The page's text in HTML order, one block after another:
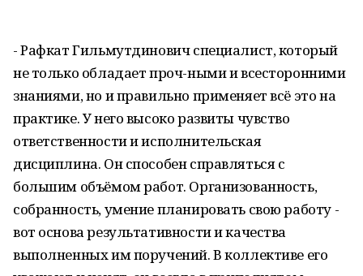
- Рафкат Гильмутдинович специалист, который
не только обладает проч-ными и всесторонними
знаниями, но и правильно применяет всё это на
практике. У него высоко развиты чувство
ответственности и исполнительская
дисциплина. Он способен справляться с
большим объёмом работ. Организованность,
собранность, умение планировать свою работу -
вот основа результативности и качества
выполненных им поручений. В коллективе его